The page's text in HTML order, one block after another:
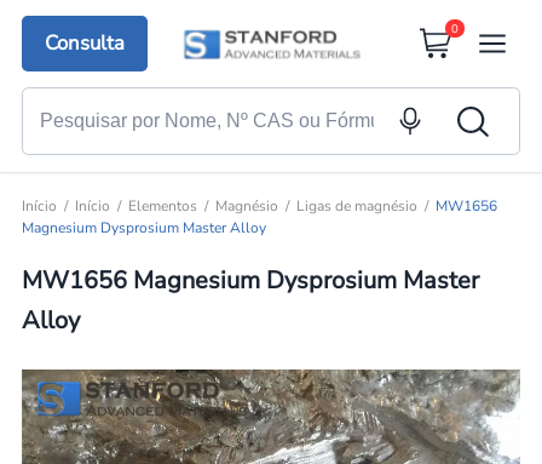
Consulta
0
Início Início Elementos Magnésio Ligas de magnésio
MW1656
Magnesium Dysprosium Master Alloy
MW1656 Magnesium Dysprosium Master
Alloy